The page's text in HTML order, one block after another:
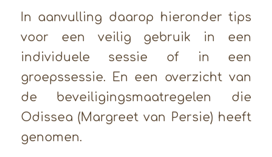
In aanvulling daarop hieronder tips
voor een veilig gebruik in een
individuele sessie of in een
groepssessie. En een overzicht van
de beveiligingsmaatregelen die
Odissea (Margreet van Persie) heeft
genomen.